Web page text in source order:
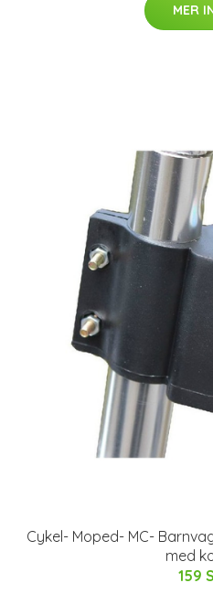
MER
Cykel- Moped- MC-
med
159